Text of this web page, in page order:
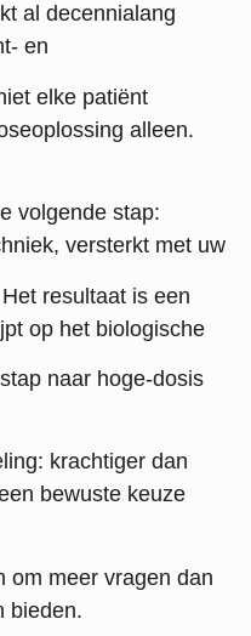
al decennialang
en
elke patiënt
alleen.
volgende stap:
versterkt met uw
resultaat is een
op het biologische
naar hoge-dosis
krachtiger dan
bewuste keuze
om meer vragen dan
bieden.